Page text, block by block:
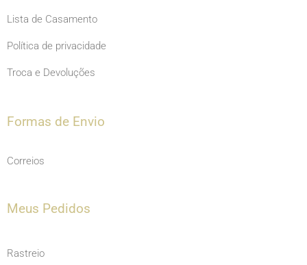
Lista de Casamento
Política de privacidade
Troca e Devoluções
Formas de Envio
Correios
Meus Pedidos
Rastreio